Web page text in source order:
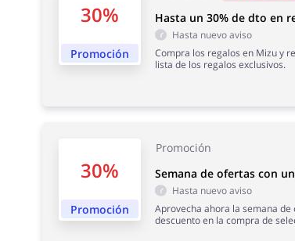
30%
Promoción
Hasta un 30% de dto en
Compra los regalos en Mizu y
lista de los regalos exclusivos.
Hasta nuevo aviso
30%
Promoción
Promoción
Semana de ofertas con
Aprovecha ahora la semana
descuento en la compra de
Hasta nuevo aviso